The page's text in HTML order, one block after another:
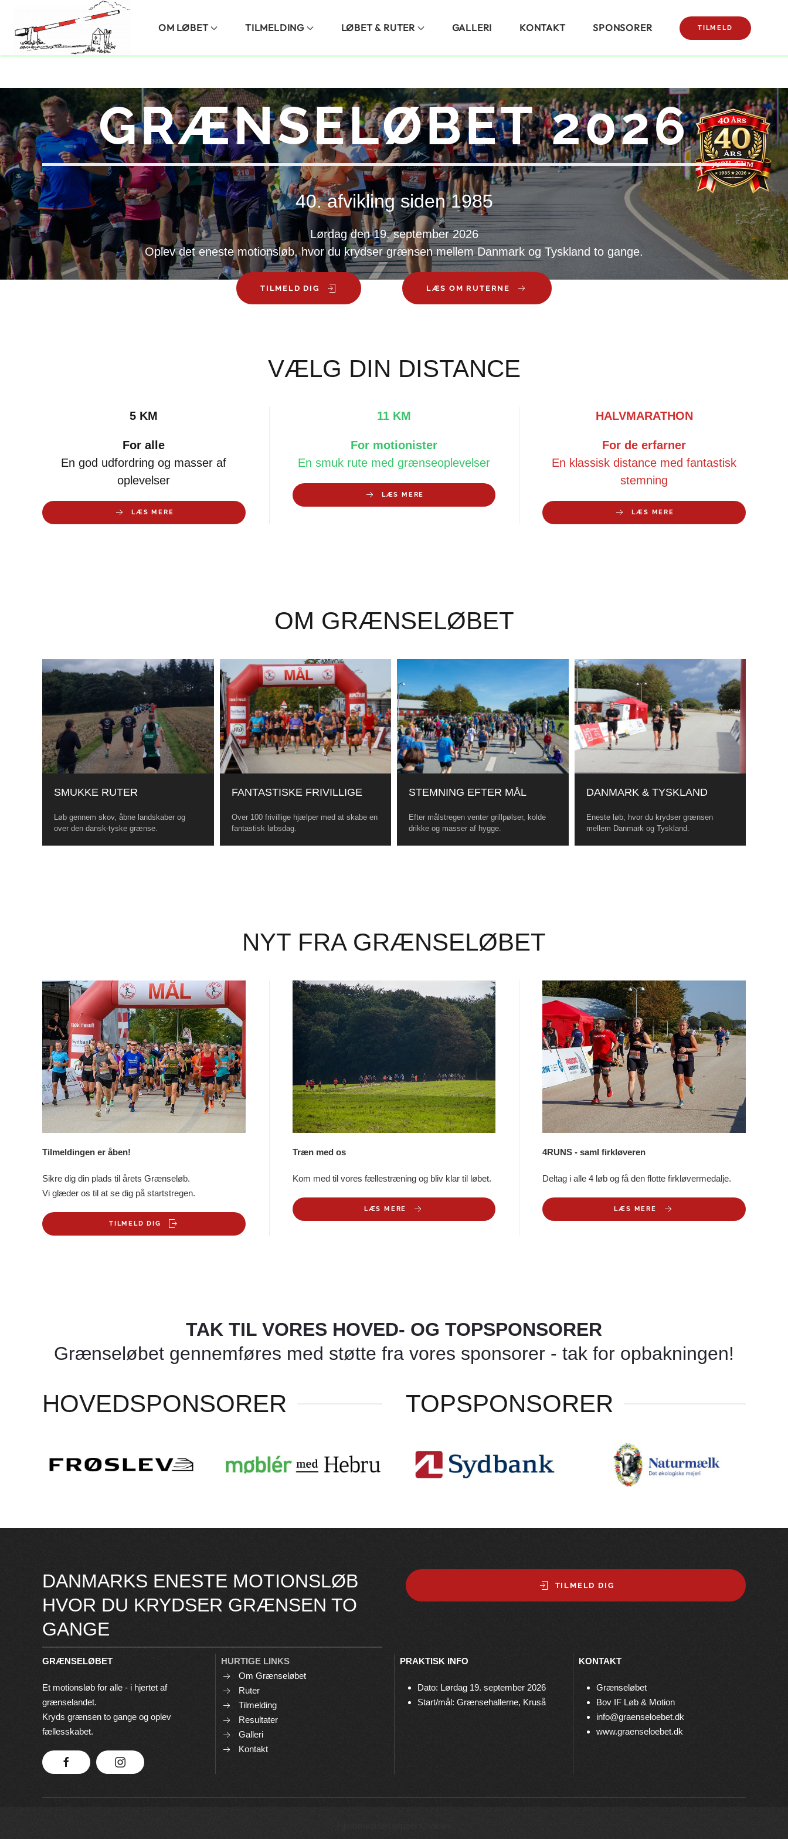
Skip to main content OM LØBET TILMELDING LØBET & RUTER GALLERI KONTAKT SPONSORER TILMELD
GRÆNSELØBET 2026
40. afvikling siden 1985
Lørdag den 19. september 2026
Oplev det eneste motionsløb, hvor du krydser grænsen mellem Danmark og Tyskland to gange.
TILMELD DIG LÆS OM RUTERNE
VÆLG DIN DISTANCE
5 KM
For alle
En god udfordring og masser af
oplevelser
LÆS MERE
11 KM
For motionister
En smuk rute med grænseoplevelser
LÆS MERE
HALVMARATHON
For de erfarner
En klassisk distance med fantastisk
stemning
LÆS MERE
OM GRÆNSELØBET
SMUKKE RUTER
Løb gennem skov, åbne landskaber og
over den dansk-tyske grænse.
FANTASTISKE FRIVILLIGE
Over 100 frivillige hjælper med at skabe en
fantastisk løbsdag.
STEMNING EFTER MÅL
Efter målstregen venter grillpølser, kolde
drikke og masser af hygge.
DANMARK & TYSKLAND
Eneste løb, hvor du krydser grænsen
mellem Danmark og Tyskland.
NYT FRA GRÆNSELØBET
Tilmeldingen er åben!
Sikre dig din plads til årets Grænseløb.
Vi glæder os til at se dig på startstregen.
TILMELD DIG
Træn med os
Kom med til vores fællestræning og bliv klar til løbet.
LÆS MERE
4RUNS - saml firkløveren
Deltag i alle 4 løb og få den flotte firkløvermedalje.
LÆS MERE
TAK TIL VORES HOVED- OG TOPSPONSORER
Grænseløbet gennemføres med støtte fra vores sponsorer - tak for opbakningen!
HOVEDSPONSORER TOPSPONSORER
DANMARKS ENESTE MOTIONSLØB
HVOR DU KRYDSER GRÆNSEN TO
GANGE
TILMELD DIG
GRÆNSELØBET
Et motionsløb for alle - i hjertet af
grænselandet.
Kryds grænsen to gange og oplev
fællesskabet.
HURTIGE LINKS
Om Grænseløbet
Ruter
Tilmelding
Resultater
Galleri
Kontakt
PRAKTISK INFO
Dato: Lørdag 19. september 2026
Start/mål: Grænsehallerne, Kruså
KONTAKT
Grænseløbet
Bov IF Løb & Motion
info@graenseloebet.dk
www.graenseloebet.dk